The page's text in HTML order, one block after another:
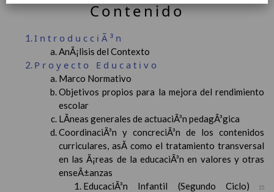
Contenido
IntroducciÃ³n
AnÃ¡lisis del Contexto
Proyecto Educativo
Marco Normativo
Objetivos propios para la mejora del rendimiento
escolar
LÃ­neas generales de actuaciÃ³n pedagÃ³gica
CoordinaciÃ³n y concreciÃ³n de los contenidos
curriculares, asÃ­ como el tratamiento transversal
en las Ã¡reas de la educaciÃ³n en valores y otras
enseÃ±anzas
EducaciÃ³n Infantil (Segundo Ciclo)
15